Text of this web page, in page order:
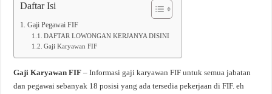
Daftar Isi
Gaji Pegawai FIF
DAFTAR LOWONGAN KERJANYA DISINI
Gaji Karyawan FIF
Gaji Karyawan FIF – Informasi gaji karyawan FIF untuk semua jabatan
dan pegawai sebanyak 18 posisi yang ada tersedia pekerjaan di FIF. eh